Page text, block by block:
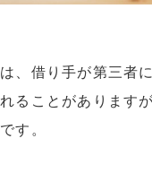
、借り手が第三者
ることがあります
す。